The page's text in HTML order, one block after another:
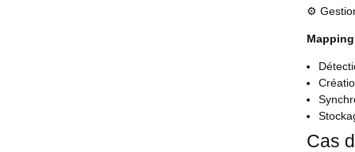
⚙️
Cas